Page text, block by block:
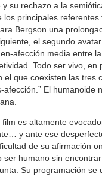
y su rechazo a la
los principales
Bergson una
el segundo
afección media entre
Todo ser vivo,
el que coexisten las tres
afección.” El
es altamente
y ante ese
de su afirmación
ser humano sin
Su programación se